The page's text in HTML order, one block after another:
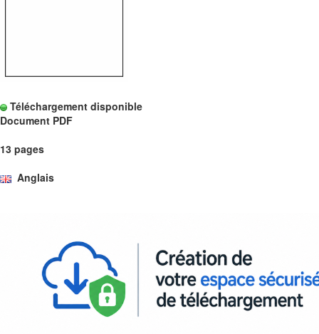
Téléchargement disponible
Document PDF
13 pages
Anglais